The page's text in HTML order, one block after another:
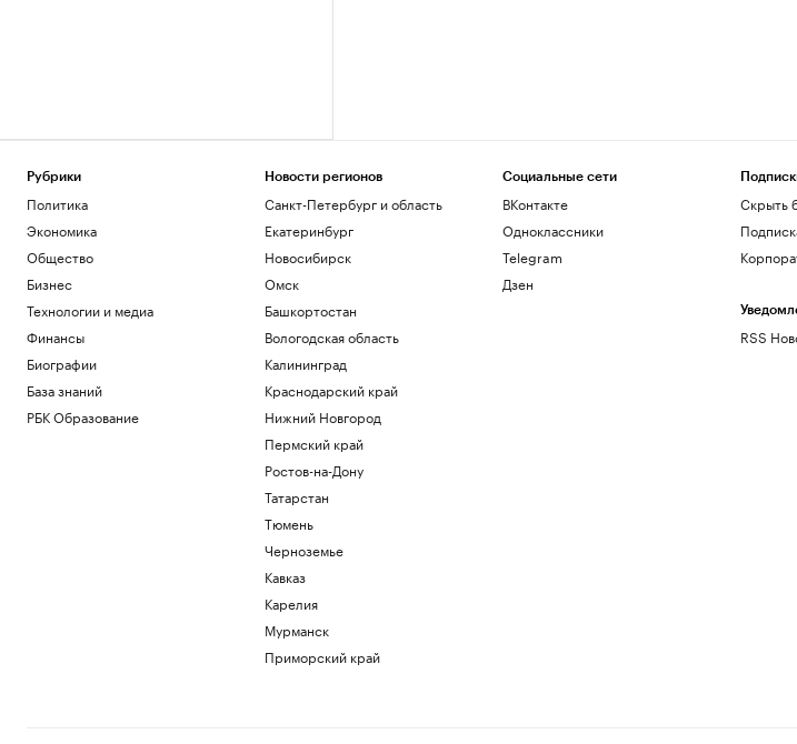
Рубрики
Политика
Экономика
Общество
Бизнес
Технологии и медиа
Финансы
Биографии
База знаний
РБК Образование
Новости регионов
Санкт-Петербург и область
Екатеринбург
Новосибирск
Омск
Башкортостан
Вологодская область
Калининград
Краснодарский край
Нижний Новгород
Пермский край
Ростов-на-Дону
Татарстан
Тюмень
Черноземье
Кавказ
Карелия
Мурманск
Приморский край
Социальные сети
ВКонтакте
Одноклассники
Telegram
Дзен
Скрыть
RSS